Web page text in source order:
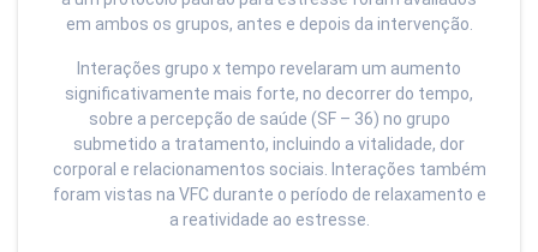
em ambos os grupos, antes e depois da intervenção.
Interações grupo x tempo revelaram um aumento
significativamente mais forte, no decorrer do tempo,
sobre a percepção de saúde (SF – 36) no grupo
submetido a tratamento, incluindo a vitalidade, dor
corporal e relacionamentos sociais. Interações também
foram vistas na VFC durante o período de relaxamento e
a reatividade ao estresse.